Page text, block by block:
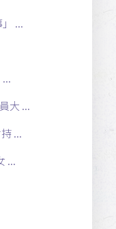
...
大 ...
...
...